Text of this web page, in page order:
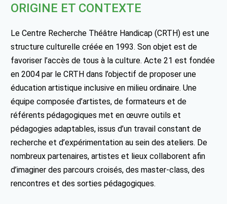
ORIGINE ET CONTEXTE
Le Centre Recherche Théâtre Handicap (CRTH) est une
structure culturelle créée en 1993. Son objet est de
favoriser l’accès de tous à la culture. Acte 21 est fondée
en 2004 par le CRTH dans l’objectif de proposer une
éducation artistique inclusive en milieu ordinaire. Une
équipe composée d’artistes, de formateurs et de
référents pédagogiques met en œuvre outils et
pédagogies adaptables, issus d’un travail constant de
recherche et d’expérimentation au sein des ateliers. De
nombreux partenaires, artistes et lieux collaborent afin
d’imaginer des parcours croisés, des master-class, des
rencontres et des sorties pédagogiques.